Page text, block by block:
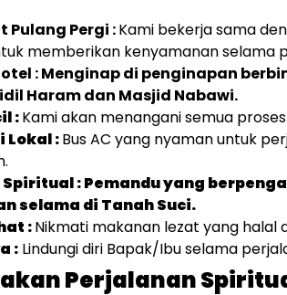
Pulang Pergi :Kami bekerja sama
memberikan kenyamanan selama
: Menginap di penginapan
Haram dan Masjid Nabawi.
:Kami akan menangani semua
Lokal :Bus AC yang nyaman untuk
: Pemandu yang
selama di Tanah Suci.
:Nikmati makanan lezat yang halal
: Lindungi diri Bapak/Ibu selama
Perjalanan